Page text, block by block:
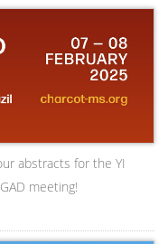
abstracts for the YI
meeting!